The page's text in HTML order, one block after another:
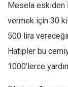
Mesela eskiden
vermek için 30
500 lira
Hatipler bu
1000’lerce